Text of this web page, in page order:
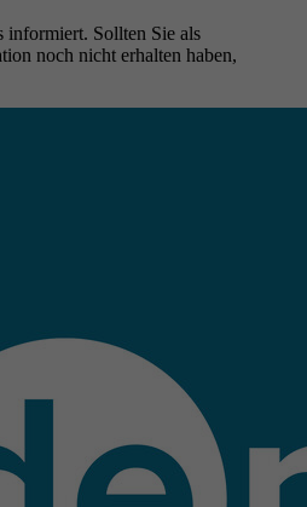
informiert. Sollten Sie als
noch nicht erhalten haben,